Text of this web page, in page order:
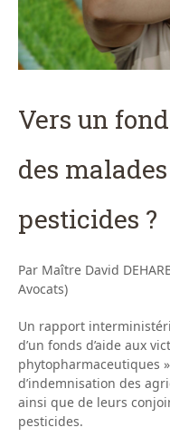
Vers un
des
pesticides ?
Par Maître David
Avocats)
Un rapport
d’un fonds d’aide aux
phytopharmaceutiques
d’indemnisation des
ainsi que de leurs
pesticides.